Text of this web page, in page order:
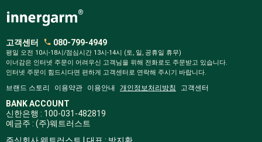
고객센터 080-799-4949
평일 오전 10시-18시/점심시간 13시-14시 (토, 일, 공휴일 휴무)
이너감은 인터넷 주문이 어려우신 고객님을 위해 전화로도 주문받고 있습니다.
인터넷 주문이 힘드시다면 편하게 고객센터로 연락해 주시기 바랍니다.
브랜드 스토리 이용약관 이용안내 개인정보처리방침 고객센터
BANK ACCOUNT
신한은행 : 100-031-482819
예금주 : (주)웨트러스트